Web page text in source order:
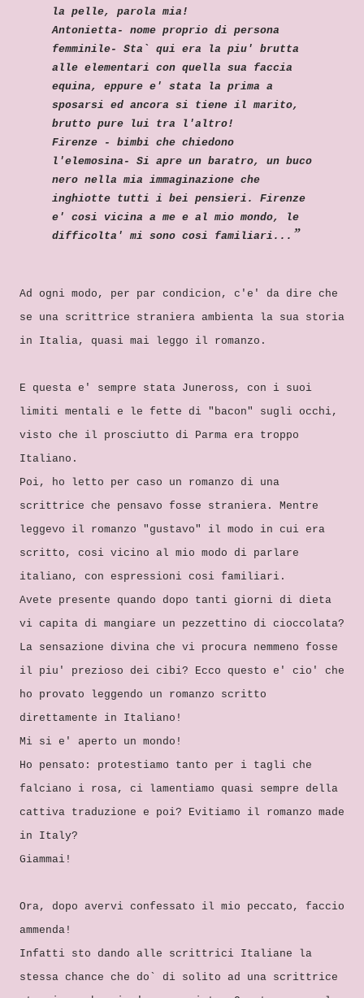
la pelle, parola mia!
Antonietta- nome proprio di persona
femminile- Sta` qui era la piu' brutta
alle elementari con quella sua faccia
equina, eppure e' stata la prima a
sposarsi ed ancora si tiene il marito,
brutto pure lui tra l'altro!
Firenze - bimbi che chiedono
l'elemosina- Si apre un baratro, un buco
nero nella mia immaginazione che
inghiotte tutti i bei pensieri. Firenze
e' cosi vicina a me e al mio mondo, le
difficolta' mi sono cosi familiari...
Ad ogni modo, per par condicion, c'e' da dire che
se una scrittrice straniera ambienta la sua storia
in Italia, quasi mai leggo il romanzo.
E questa e' sempre stata Juneross, con i suoi
limiti mentali e le fette di "bacon" sugli occhi,
visto che il prosciutto di Parma era troppo
Italiano.
Poi, ho letto per caso un romanzo di una
scrittrice che pensavo fosse straniera. Mentre
leggevo il romanzo "gustavo" il modo in cui era
scritto, cosi vicino al mio modo di parlare
italiano, con espressioni cosi familiari.
Avete presente quando dopo tanti giorni di dieta
vi capita di mangiare un pezzettino di cioccolata?
La sensazione divina che vi procura nemmeno fosse
il piu' prezioso dei cibi? Ecco questo e' cio' che
ho provato leggendo un romanzo scritto
direttamente in Italiano!
Mi si e' aperto un mondo!
Ho pensato: protestiamo tanto per i tagli che
falciano i rosa, ci lamentiamo quasi sempre della
cattiva traduzione e poi? Evitiamo il romanzo made
in Italy?
Giammai!
Ora, dopo avervi confessato il mio peccato, faccio
ammenda!
Infatti sto dando alle scrittrici Italiane la
stessa chance che do` di solito ad una scrittrice